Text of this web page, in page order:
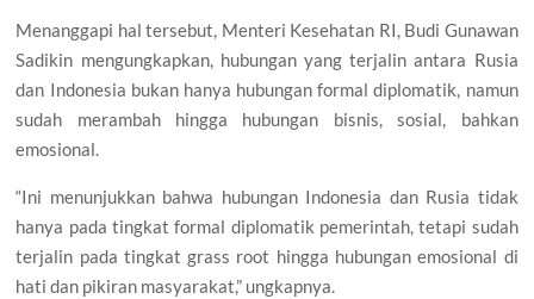
Menanggapi hal tersebut, Menteri Kesehatan RI, Budi Gunawan
Sadikin mengungkapkan, hubungan yang terjalin antara Rusia
dan Indonesia bukan hanya hubungan formal diplomatik, namun
sudah merambah hingga hubungan bisnis, sosial, bahkan
emosional.
“Ini menunjukkan bahwa hubungan Indonesia dan Rusia tidak
hanya pada tingkat formal diplomatik pemerintah, tetapi sudah
terjalin pada tingkat grass root hingga hubungan emosional di
hati dan pikiran masyarakat,” ungkapnya.